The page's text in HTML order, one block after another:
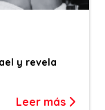
y revela
Leer más